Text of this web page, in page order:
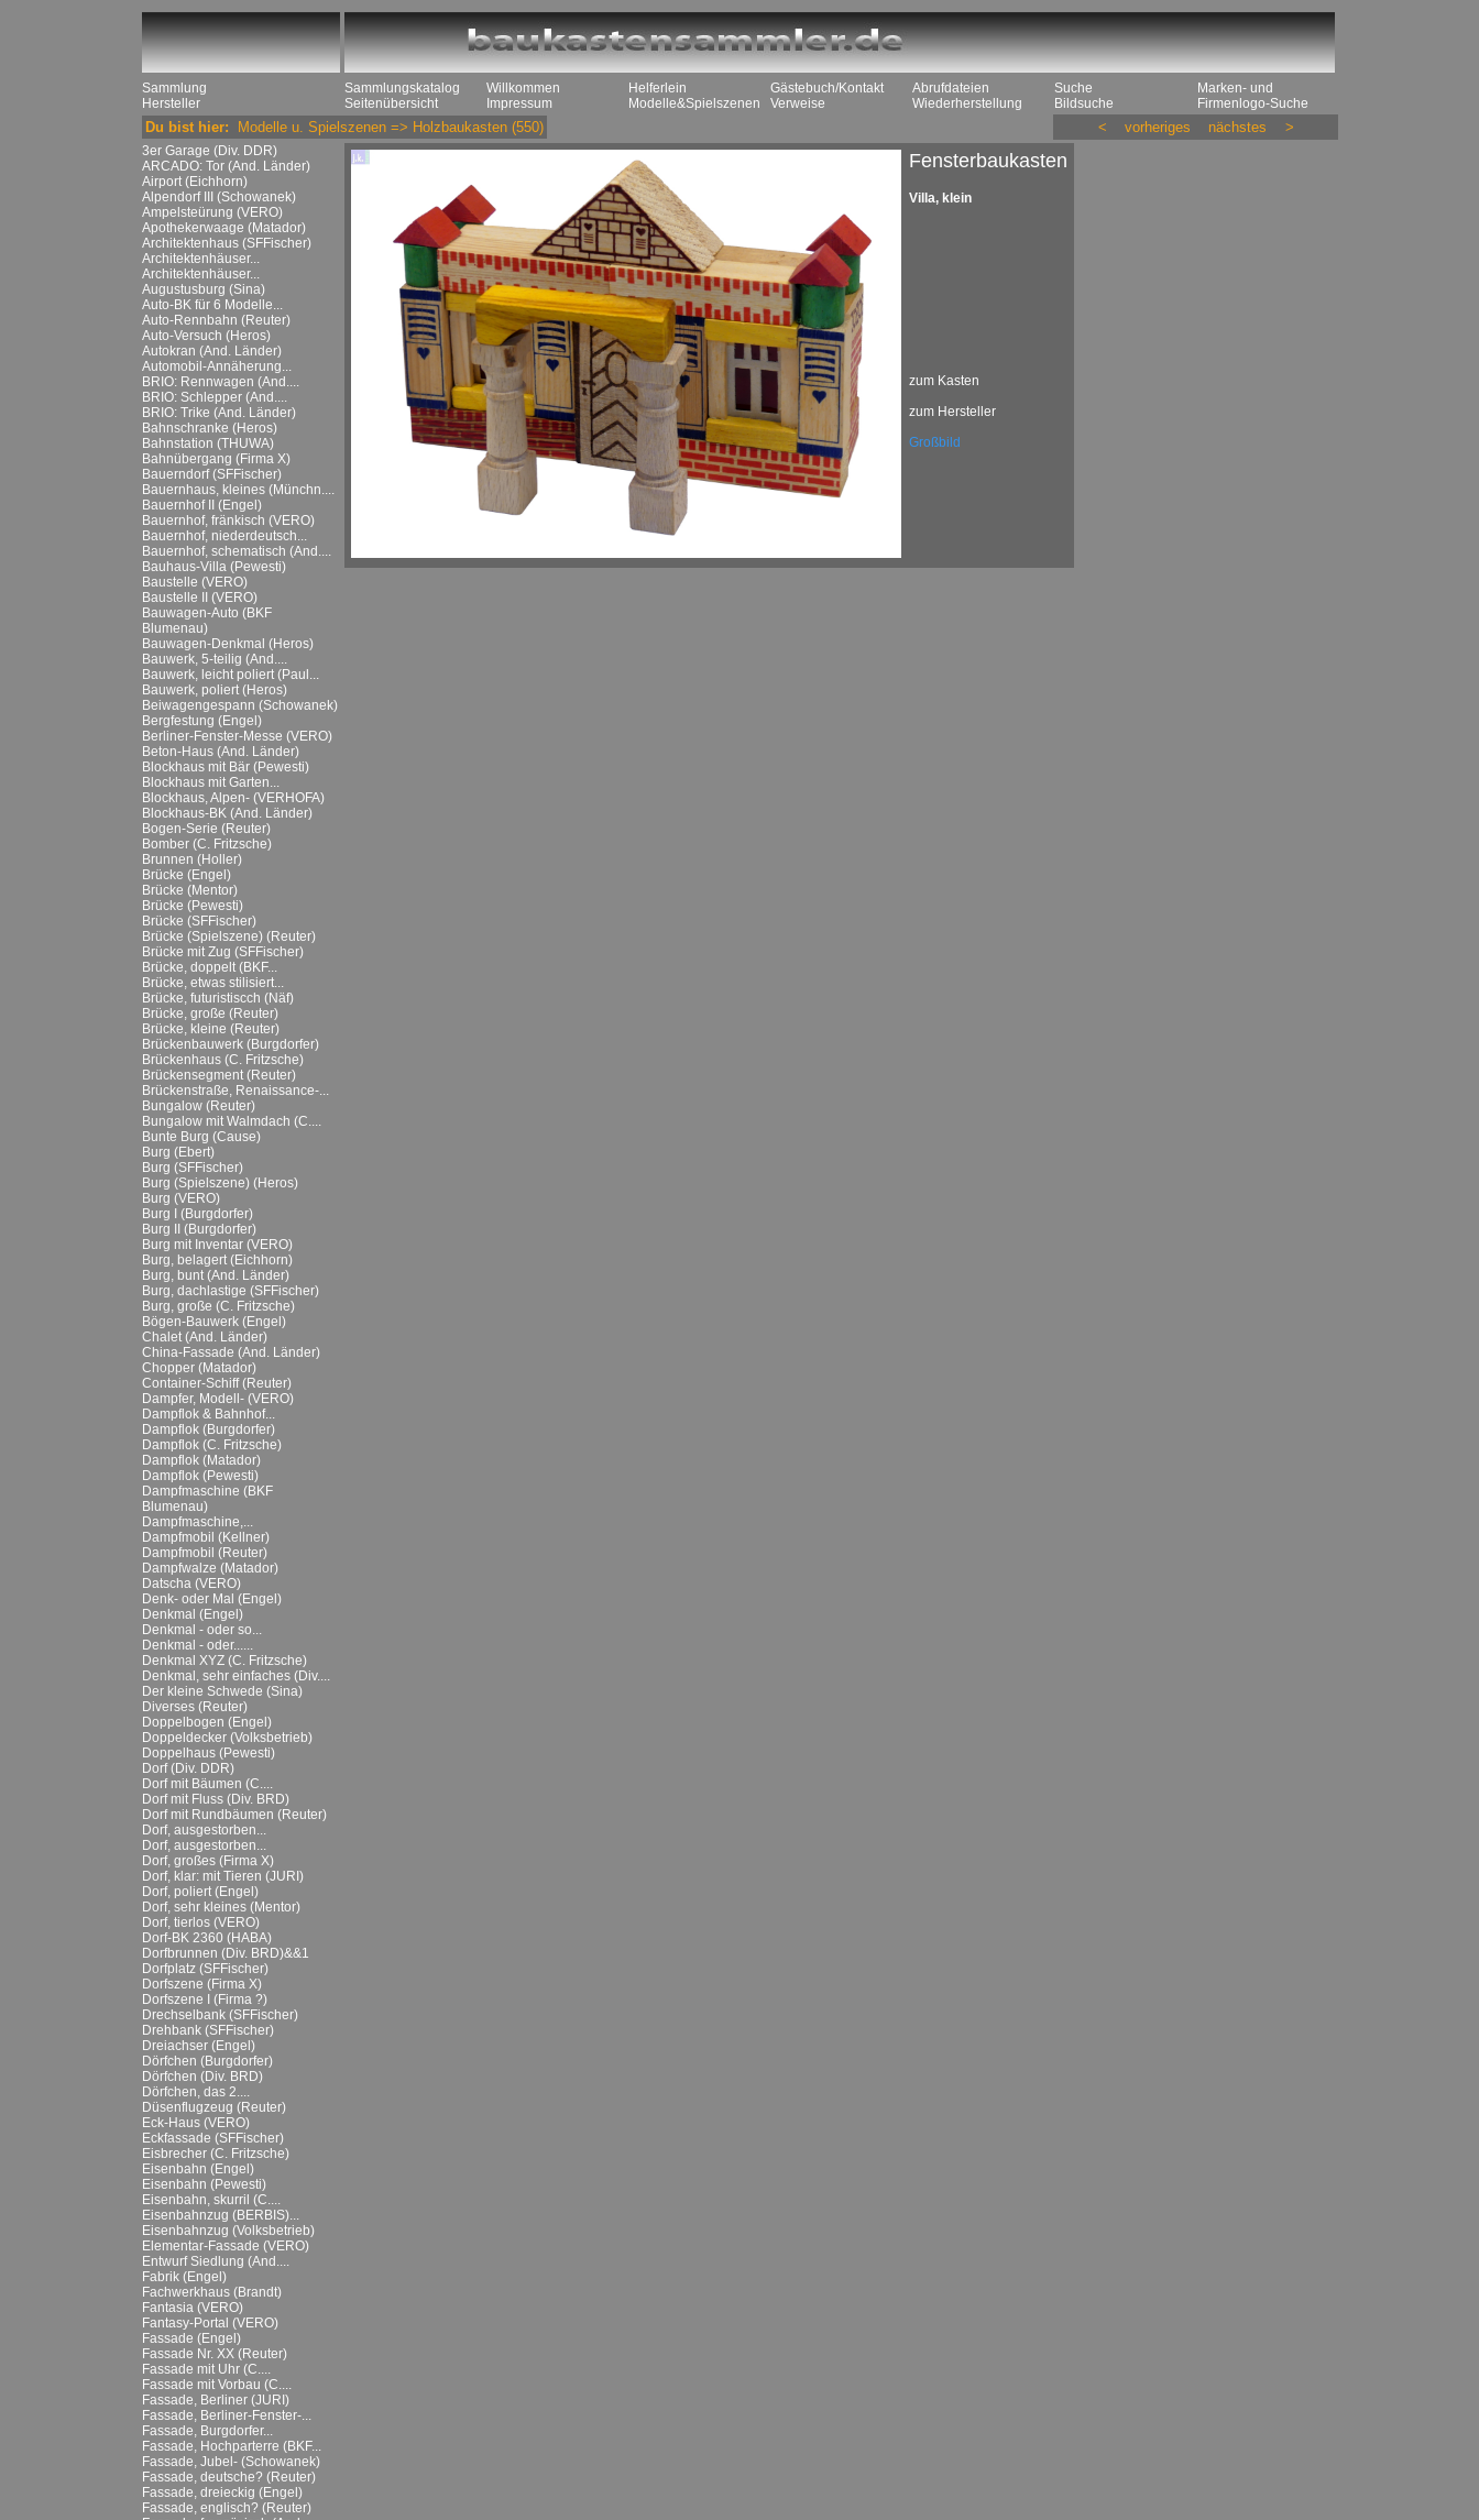
Sammlung
Hersteller
Sammlungskatalog
Seitenübersicht
Willkommen
Impressum
Helferlein
Modelle&Spielszenen
Gästebuch/Kontakt
Verweise
Abrufdateien
Wiederherstellung
Suche
Bildsuche
Marken- und
Firmenlogo-Suche
Du bist hier: Modelle u. Spielszenen => Holzbaukasten (550) < vorheriges nächstes >
3er Garage (Div. DDR)
ARCADO: Tor (And. Länder)
Airport (Eichhorn)
Alpendorf III (Schowanek)
Ampelsteürung (VERO)
Apothekerwaage (Matador)
Architektenhaus (SFFischer)
Architektenhäuser...
Architektenhäuser...
Augustusburg (Sina)
Auto-BK für 6 Modelle...
Auto-Rennbahn (Reuter)
Auto-Versuch (Heros)
Autokran (And. Länder)
Automobil-Annäherung...
BRIO: Rennwagen (And....
BRIO: Schlepper (And....
BRIO: Trike (And. Länder)
Bahnschranke (Heros)
Bahnstation (THUWA)
Bahnübergang (Firma X)
Bauerndorf (SFFischer)
Bauernhaus, kleines (Münchn....
Bauernhof II (Engel)
Bauernhof, fränkisch (VERO)
Bauernhof, niederdeutsch...
Bauernhof, schematisch (And....
Bauhaus-Villa (Pewesti)
Baustelle (VERO)
Baustelle II (VERO)
Bauwagen-Auto (BKF
Blumenau)
Bauwagen-Denkmal (Heros)
Bauwerk, 5-teilig (And....
Bauwerk, leicht poliert (Paul...
Bauwerk, poliert (Heros)
Beiwagengespann (Schowanek)
Bergfestung (Engel)
Berliner-Fenster-Messe (VERO)
Beton-Haus (And. Länder)
Blockhaus mit Bär (Pewesti)
Blockhaus mit Garten...
Blockhaus, Alpen- (VERHOFA)
Blockhaus-BK (And. Länder)
Bogen-Serie (Reuter)
Bomber (C. Fritzsche)
Brunnen (Holler)
Brücke (Engel)
Brücke (Mentor)
Brücke (Pewesti)
Brücke (SFFischer)
Brücke (Spielszene) (Reuter)
Brücke mit Zug (SFFischer)
Brücke, doppelt (BKF...
Brücke, etwas stilisiert...
Brücke, futuristiscch (Näf)
Brücke, große (Reuter)
Brücke, kleine (Reuter)
Brückenbauwerk (Burgdorfer)
Brückenhaus (C. Fritzsche)
Brückensegment (Reuter)
Brückenstraße, Renaissance-...
Bungalow (Reuter)
Bungalow mit Walmdach (C....
Bunte Burg (Cause)
Burg (Ebert)
Burg (SFFischer)
Burg (Spielszene) (Heros)
Burg (VERO)
Burg I (Burgdorfer)
Burg II (Burgdorfer)
Burg mit Inventar (VERO)
Burg, belagert (Eichhorn)
Burg, bunt (And. Länder)
Burg, dachlastige (SFFischer)
Burg, große (C. Fritzsche)
Bögen-Bauwerk (Engel)
Chalet (And. Länder)
China-Fassade (And. Länder)
Chopper (Matador)
Container-Schiff (Reuter)
Dampfer, Modell- (VERO)
Dampflok & Bahnhof...
Dampflok (Burgdorfer)
Dampflok (C. Fritzsche)
Dampflok (Matador)
Dampflok (Pewesti)
Dampfmaschine (BKF
Blumenau)
Dampfmaschine,...
Dampfmobil (Kellner)
Dampfmobil (Reuter)
Dampfwalze (Matador)
Datscha (VERO)
Denk- oder Mal (Engel)
Denkmal (Engel)
Denkmal - oder so...
Denkmal - oder......
Denkmal XYZ (C. Fritzsche)
Denkmal, sehr einfaches (Div....
Der kleine Schwede (Sina)
Diverses (Reuter)
Doppelbogen (Engel)
Doppeldecker (Volksbetrieb)
Doppelhaus (Pewesti)
Dorf (Div. DDR)
Dorf mit Bäumen (C....
Dorf mit Fluss (Div. BRD)
Dorf mit Rundbäumen (Reuter)
Dorf, ausgestorben...
Dorf, ausgestorben...
Dorf, großes (Firma X)
Dorf, klar: mit Tieren (JURI)
Dorf, poliert (Engel)
Dorf, sehr kleines (Mentor)
Dorf, tierlos (VERO)
Dorf-BK 2360 (HABA)
Dorfbrunnen (Div. BRD)&&1
Dorfplatz (SFFischer)
Dorfszene (Firma X)
Dorfszene I (Firma ?)
Drechselbank (SFFischer)
Drehbank (SFFischer)
Dreiachser (Engel)
Dörfchen (Burgdorfer)
Dörfchen (Div. BRD)
Dörfchen, das 2....
Düsenflugzeug (Reuter)
Eck-Haus (VERO)
Eckfassade (SFFischer)
Eisbrecher (C. Fritzsche)
Eisenbahn (Engel)
Eisenbahn (Pewesti)
Eisenbahn, skurril (C....
Eisenbahnzug (BERBIS)...
Eisenbahnzug (Volksbetrieb)
Elementar-Fassade (VERO)
Entwurf Siedlung (And....
Fabrik (Engel)
Fachwerkhaus (Brandt)
Fantasia (VERO)
Fantasy-Portal (VERO)
Fassade (Engel)
Fassade Nr. XX (Reuter)
Fassade mit Uhr (C....
Fassade mit Vorbau (C....
Fassade, Berliner (JURI)
Fassade, Berliner-Fenster-...
Fassade, Burgdorfer...
Fassade, Hochparterre (BKF...
Fassade, Jubel- (Schowanek)
Fassade, deutsche? (Reuter)
Fassade, dreieckig (Engel)
Fassade, englisch? (Reuter)
Fensterbaukasten
Villa, klein
zum Kasten
zum Hersteller
Großbild